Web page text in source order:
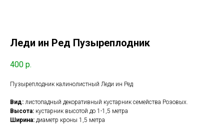
Леди ин Ред Пузыреплодник
400 р.
Пузыреплодник калинолистный Леди ин Ред
Вид: листопадный декоративный кустарник семейства Розовых.
Высота: кустарник высотой до 1-1,5 метра
Ширина: диаметр кроны 1,5 метра